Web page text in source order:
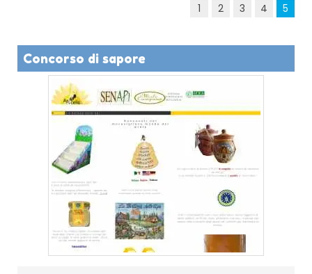
1 2 3 4 5
Concorso di sapore